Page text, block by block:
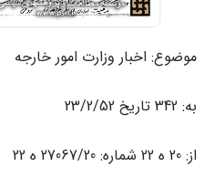
موضوع: اخبار وزارت امور خارجه
به: 342 تاریخ 23/2/52
از: 20 ه 22 شماره: 27067/20 ه 22